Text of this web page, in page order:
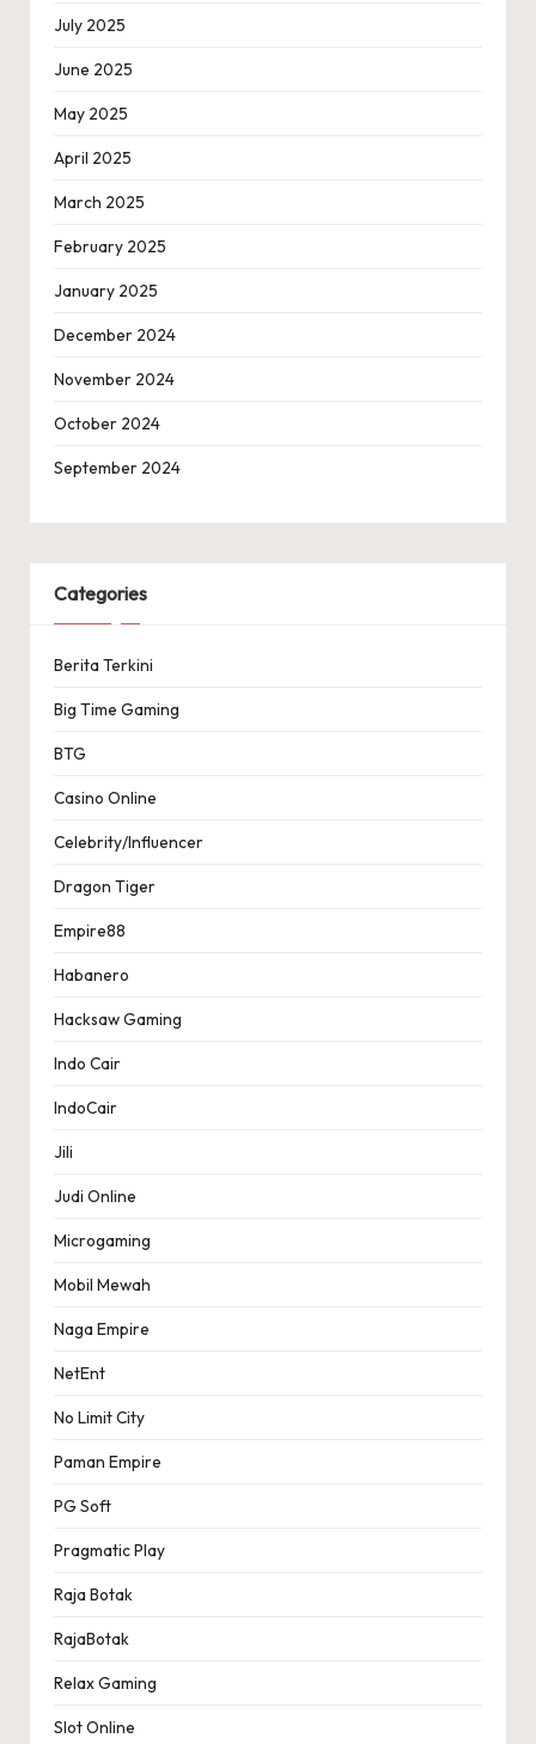
July 2025
June 2025
May 2025
April 2025
March 2025
February 2025
January 2025
December 2024
November 2024
October 2024
September 2024
Categories
Berita Terkini
Big Time Gaming
BTG
Casino Online
Celebrity/Influencer
Dragon Tiger
Empire88
Habanero
Hacksaw Gaming
Indo Cair
IndoCair
Jili
Judi Online
Microgaming
Mobil Mewah
Naga Empire
NetEnt
No Limit City
Paman Empire
PG Soft
Pragmatic Play
Raja Botak
RajaBotak
Relax Gaming
Slot Online